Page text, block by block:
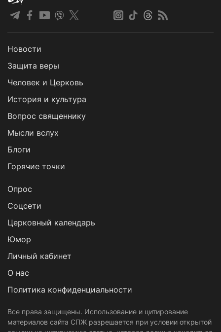
Новости
Защита веры
Человек и Церковь
История и культура
Вопрос священнику
Мысли вслух
Блоги
Горячие точки
Опрос
Cоцсети
Церковный календарь
Юмор
Личный кабинет
О нас
Политика конфиденциальности
Все права защищены. Использование и цитирование
материалов сайта СПЖ разрешается при условии открытой